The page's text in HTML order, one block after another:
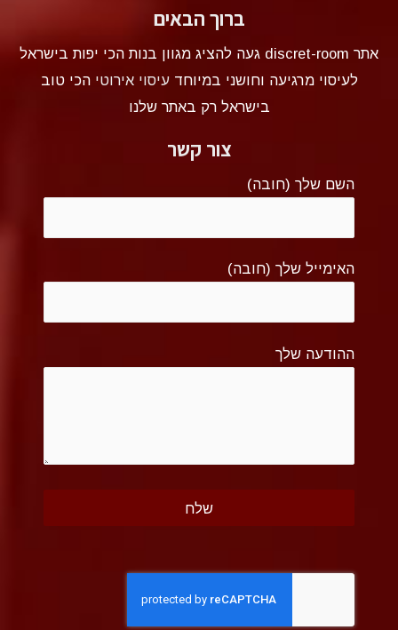
ברוך הבאים
אתר discret-room געה להציג מגוון בנות הכי יפות בישראל
לעיסוי מרגיעה וחושני במיוחדעיסוי אירוטי הכי טוב
בישראל רק באתר שלנו
צור קשר
השם שלך (חובה)
האימייל שלך (חובה)
ההודעה שלך